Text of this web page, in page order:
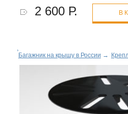
2 600 Р. В
Багажник на крышу в России →